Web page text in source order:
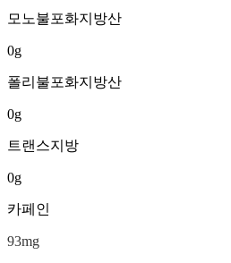
모노불포화지방산
0g
폴리불포화지방산
0g
트랜스지방
0g
카페인
93mg